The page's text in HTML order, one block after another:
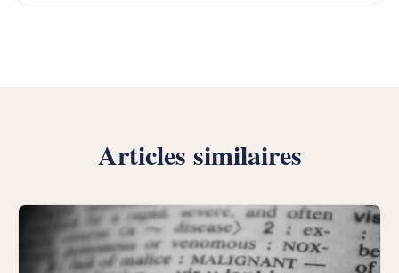
Articles similaires